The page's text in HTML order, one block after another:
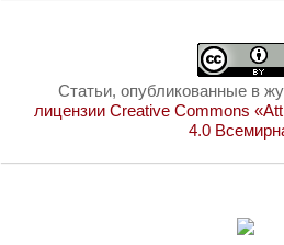
Статьи, опубликованные в
лицензии Creative Commons
4.0